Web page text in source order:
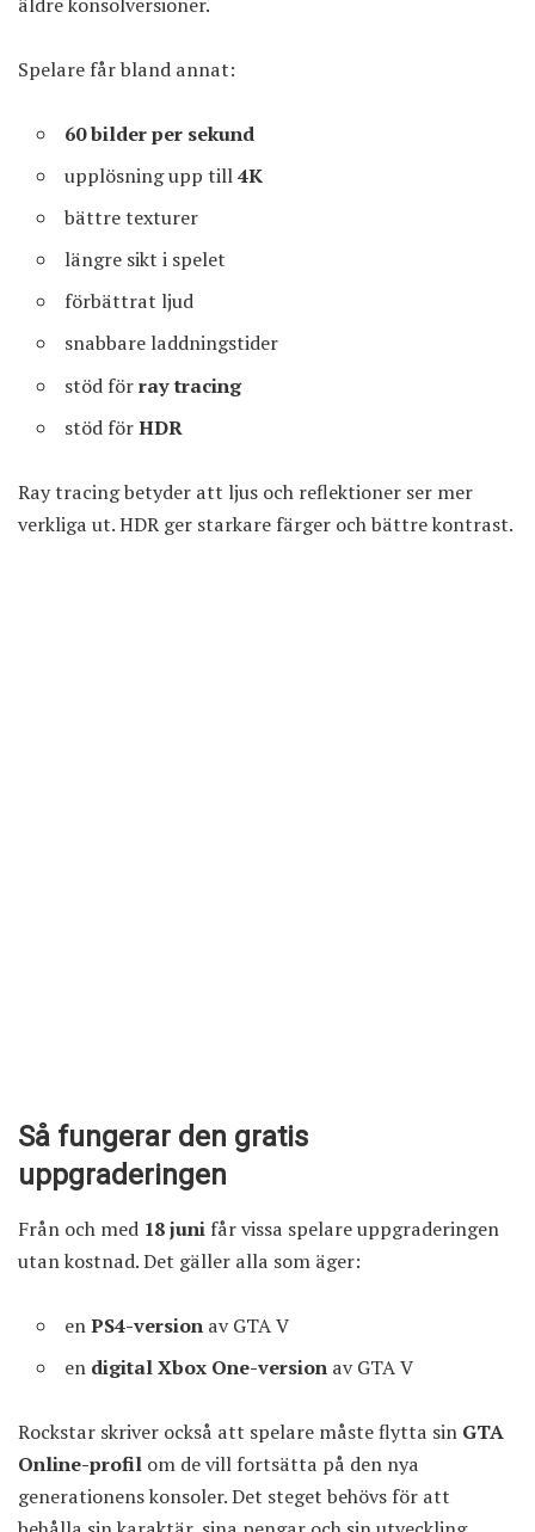
Spelare får bland annat:
60 bilder per sekund
upplösning upp till4K
bättre texturer
längre sikt i spelet
förbättrat ljud
snabbare laddningstider
stöd förray tracing
stöd förHDR
Ray tracing betyder att ljus och reflektioner ser mer
verkliga ut. HDR ger starkare färger och bättre kontrast.
Så fungerar den gratis
uppgraderingen
Från och med 18 juni får vissa spelare uppgraderingen
utan kostnad. Det gäller alla som äger:
enPS4-version av GTA V
en digital Xbox One-version av GTA V
Rockstar skriver också att spelare måste flytta sin GTA
Online-profil om de vill fortsätta på den nya
generationens konsoler. Det steget behövs för att